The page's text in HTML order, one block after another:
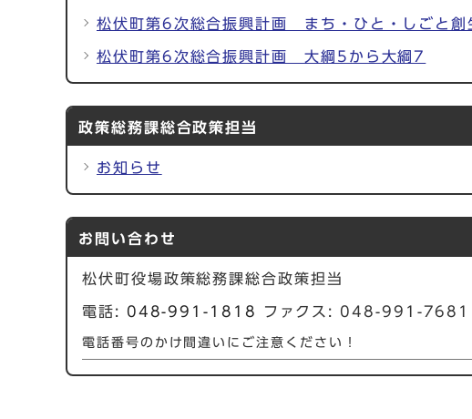
松伏町第6次総合振興計画 まち・ひと・しごと創
松伏町第6次総合振興計画 大綱5から大綱7
政策総務課総合政策担当
お知らせ
お問い合わせ
松伏町役場政策総務課総合政策担当
電話: 048-991-1818 ファクス: 048-991-7681
電話番号のかけ間違いにご注意ください！